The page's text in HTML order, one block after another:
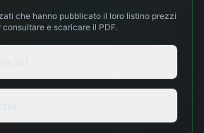
che hanno pubblicato il loro listino prezzi
e scaricare il PDF.